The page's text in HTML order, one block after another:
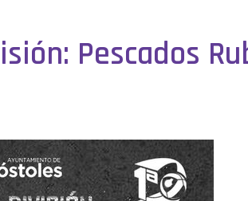
Pescados